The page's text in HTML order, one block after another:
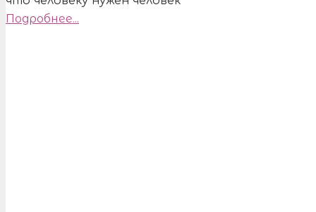
Подробнее...